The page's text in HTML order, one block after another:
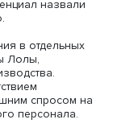
и
в другие
и